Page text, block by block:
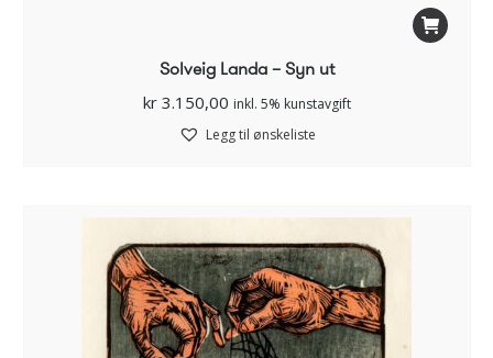
Solveig Landa – Syn ut
kr3.150,00 inkl. 5% kunstavgift
Legg til ønskeliste